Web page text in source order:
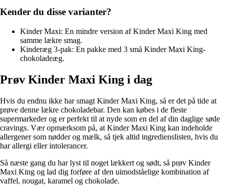
Kender du disse varianter?
Kinder Maxi: En mindre version af Kinder Maxi King med
samme lækre smag.
Kinderæg 3-pak: En pakke med 3 små Kinder Maxi King-
chokoladeæg.
Prøv Kinder Maxi King i dag
Hvis du endnu ikke har smagt Kinder Maxi King, så er det på tide at
prøve denne lækre chokoladebar. Den kan købes i de fleste
supermarkeder og er perfekt til at nyde som en del af din daglige søde
cravings. Vær opmærksom på, at Kinder Maxi King kan indeholde
allergener som nødder og mælk, så tjek altid ingredienslisten, hvis du
har allergi eller intolerancer.
Så næste gang du har lyst til noget lækkert og sødt, så prøv Kinder
Maxi King og lad dig forføre af den uimodståelige kombination af
vaffel, nougat, karamel og chokolade.